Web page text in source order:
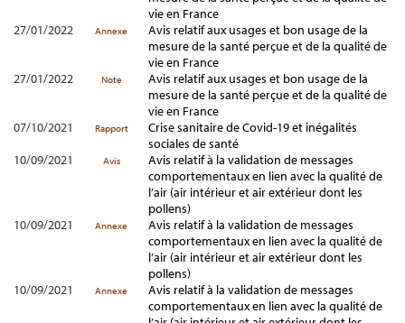
vie en France
27/01/2022
Annexe
Avis relatif aux usages et bon usage de la
mesure de la santé perçue et de la qualité de
vie en France
27/01/2022
Note
Avis relatif aux usages et bon usage de la
mesure de la santé perçue et de la qualité de
vie en France
07/10/2021
Rapport
Crise sanitaire de Covid-19 et inégalités
sociales de santé
10/09/2021
Avis
Avis relatif à la validation de messages
comportementaux en lien avec la qualité de
l’air (air intérieur et air extérieur dont les
pollens)
10/09/2021
Annexe
Avis relatif à la validation de messages
comportementaux en lien avec la qualité de
l’air (air intérieur et air extérieur dont les
pollens)
10/09/2021
Annexe
Avis relatif à la validation de messages
comportementaux en lien avec la qualité de